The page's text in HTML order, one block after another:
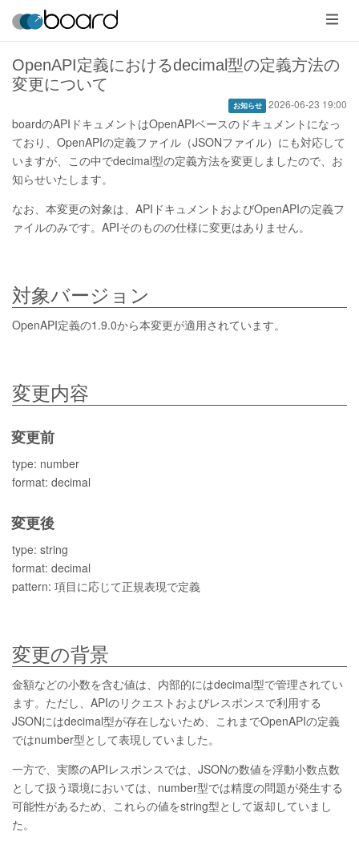
メ
ニ
ュ
ー
OpenAPI定義におけるdecimal型の定義方法の
変更について
お知らせ 2026-06-23 19:00
boardのAPIドキュメントはOpenAPIベースのドキュメントになっ
ており、OpenAPIの定義ファイル（JSONファイル）にも対応して
いますが、この中でdecimal型の定義方法を変更しましたので、お
知らせいたします。
なお、本変更の対象は、APIドキュメントおよびOpenAPIの定義フ
ァイルのみです。APIそのものの仕様に変更はありません。
対象バージョン
OpenAPI定義の1.9.0から本変更が適用されています。
変更内容
変更前
type: number
format: decimal
変更後
type: string
format: decimal
pattern: 項目に応じて正規表現で定義
変更の背景
金額などの小数を含む値は、内部的にはdecimal型で管理されてい
ます。ただし、APIのリクエストおよびレスポンスで利用する
JSONにはdecimal型が存在しないため、これまでOpenAPIの定義
ではnumber型として表現していました。
一方で、実際のAPIレスポンスでは、JSONの数値を浮動小数点数
として扱う環境においては、number型では精度の問題が発生する
可能性があるため、これらの値をstring型として返却していまし
た。